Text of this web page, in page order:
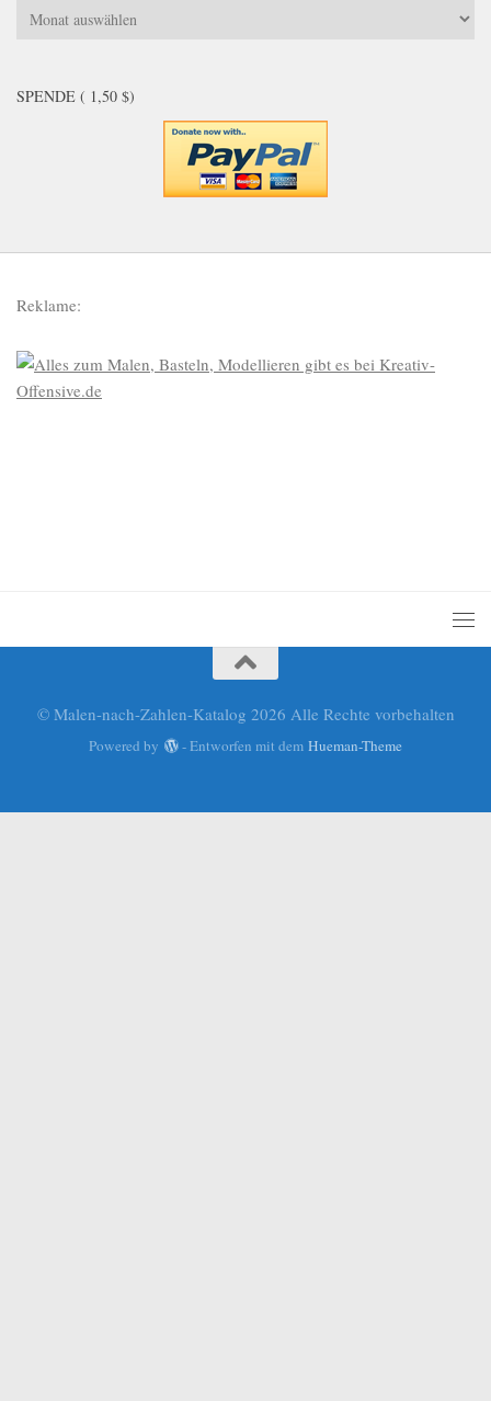
Archiv
SPENDE ( 1,50 $)
Reklame:
© Malen-nach-Zahlen-Katalog 2026 Alle Rechte vorbehalten
Powered by - Entworfen mit dem Hueman-Theme